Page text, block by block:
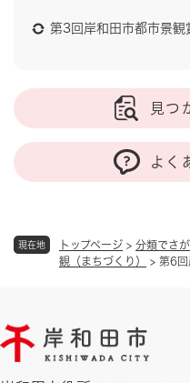
現在地 トップページ > 分類でさ
観（まちづくり）
> 第6回
第3回岸和田市都市景観
見つ
よく